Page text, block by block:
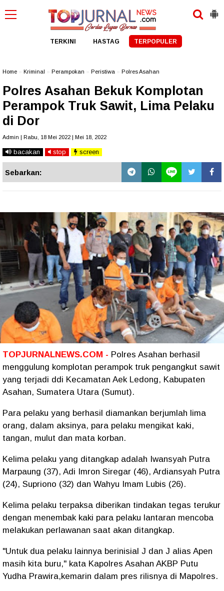
TERKINI HASTAG TERPOPULER
Home Kriminal Perampokan Peristiwa Polres Asahan
Polres Asahan Bekuk Komplotan
Perampok Truk Sawit, Lima Pelaku
di Dor
Admin | Rabu, 18 Mei 2022 | Mei 18, 2022
bacakan stop screen
Sebarkan:
TOPJURNALNEWS.COM - Polres Asahan berhasil
menggulung komplotan perampok truk pengangkut sawit
yang terjadi ddi Kecamatan Aek Ledong, Kabupaten
Asahan, Sumatera Utara (Sumut).
Para pelaku yang berhasil diamankan berjumlah lima
orang, dalam aksinya, para pelaku mengikat kaki,
tangan, mulut dan mata korban.
Kelima pelaku yang ditangkap adalah Iwansyah Putra
Marpaung (37), Adi Imron Siregar (46), Ardiansyah Putra
(24), Supriono (32) dan Wahyu Imam Lubis (26).
Kelima pelaku terpaksa diberikan tindakan tegas terukur
dengan menembak kaki para pelaku lantaran mencoba
melakukan perlawanan saat akan ditangkap.
"Untuk dua pelaku lainnya berinisial J dan J alias Apen
masih kita buru," kata Kapolres Asahan AKBP Putu
Yudha Prawira,kemarin dalam pres rilisnya di Mapolres.